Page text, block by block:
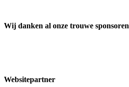
Wij danken al onze trouwe sponsoren
Websitepartner